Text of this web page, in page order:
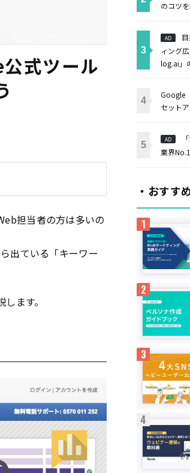
式ツール
担当者の方は多いの
出ている「キーワー
ます。
のコツ
AD
ィング
log.ai」
Google
セット
AD
業界
・おすす